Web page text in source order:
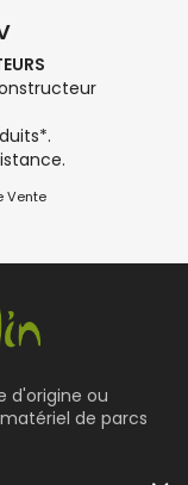
Vente
d'origine ou
de parcs